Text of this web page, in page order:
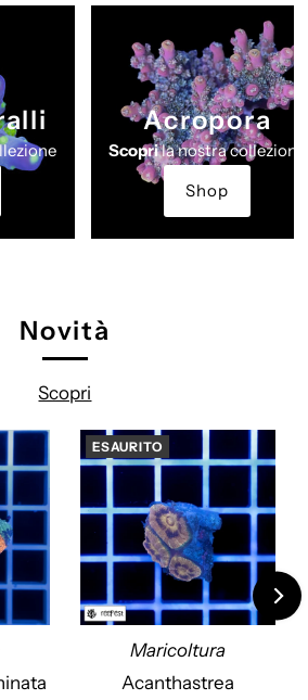
Acropora
Scoprila nostra collezione
Shop
Novità
Scopri
ESAURITO
Maricoltura
Acanthastrea